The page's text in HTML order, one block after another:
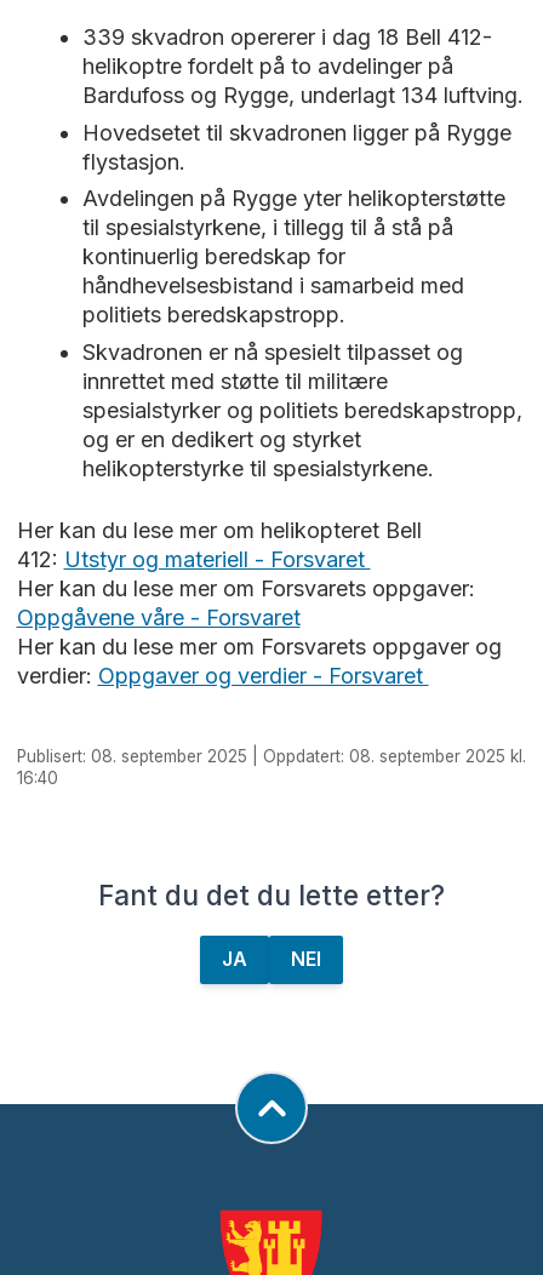
339 skvadron opererer i dag 18 Bell 412-
helikoptre fordelt på to avdelinger på
Bardufoss og Rygge, underlagt 134 luftving.
Hovedsetet til skvadronen ligger på Rygge
flystasjon.
Avdelingen på Rygge yter helikopterstøtte
til spesialstyrkene, i tillegg til å stå på
kontinuerlig beredskap for
håndhevelsesbistand i samarbeid med
politiets beredskapstropp.
Skvadronen er nå spesielt tilpasset og
innrettet med støtte til militære
spesialstyrker og politiets beredskapstropp,
og er en dedikert og styrket
helikopterstyrke til spesialstyrkene.
Her kan du lese mer om helikopteret Bell
412: Utstyr og materiell - Forsvaret
Her kan du lese mer om Forsvarets oppgaver:
Oppgåvene våre - Forsvaret
Her kan du lese mer om Forsvarets oppgaver og
verdier: Oppgaver og verdier - Forsvaret
Publisert: 08. september 2025 | Oppdatert: 08. september 2025 kl.
16:40
Fant du det du lette etter?
JA NEI